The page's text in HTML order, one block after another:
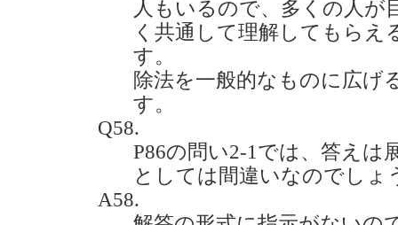
人もいるので、多くの人
く共通して理解してもら
す。
除法を一般的なものに広げ
す。
Q58.
P86の問い2-1では、答えは
としては間違いなのでしょ
A58.